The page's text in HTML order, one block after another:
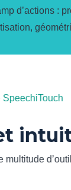
d’actions :
SpeechiTouch